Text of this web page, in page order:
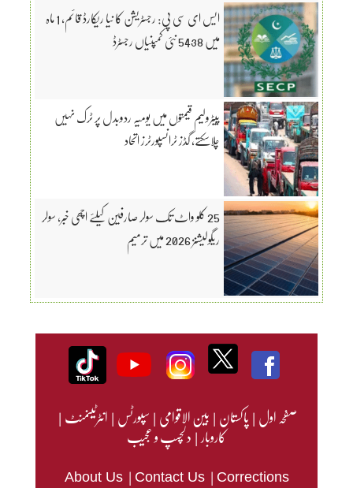
ایس ای سی پی: رجسٹریشن کا نیا ریکارڈ قائم، 1 ماہ
میں 5438 نئی کمپنیاں رجسٹرڈ
پیٹرولیم قیمتوں میں یومیہ ردوبدل پر ٹرک نہیں
چلاسکتے، گڈز ٹرانسپورٹرز اتحاد
25 کلو واٹ تک سولر صارفین کیلئے اچھی خبر، سولر
ریگولیشنز 2026 میں ترمیم
صفحہ اول|پاکستان|بین الاقوامی|سپورٹس|انٹرٹینمنٹ|
کاروبار|دلچسپ و عجیب
About Us | Contact Us | Corrections